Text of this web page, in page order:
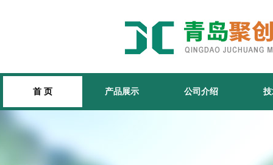
首 页 产品展示 公司介绍